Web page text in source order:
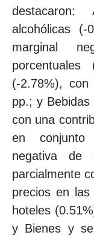
alcohólicas (-
marginal
(-2.78%),
pp.; y Bebidas
con una
en conjunto
negativa
parcialmente
precios en
hoteles
y Bienes y